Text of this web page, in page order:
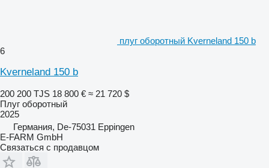
плуг оборотный Kverneland 150 b
6
Kverneland 150 b
200 200 TJS 18 800 € ≈ 21 720 $
Плуг оборотный
2025
Германия, De-75031 Eppingen
E-FARM GmbH
Связаться с продавцом